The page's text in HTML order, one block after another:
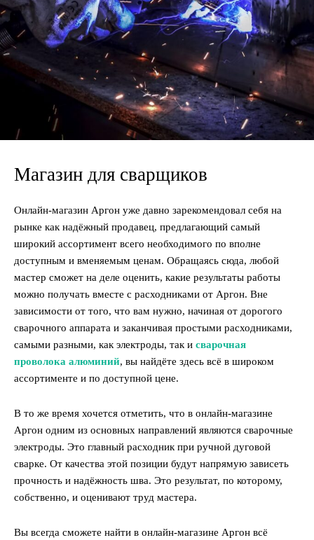
Магазин для сварщиков
Онлайн-магазин Аргон уже давно зарекомендовал себя на
рынке как надёжный продавец, предлагающий самый
широкий ассортимент всего необходимого по вполне
доступным и вменяемым ценам. Обращаясь сюда, любой
мастер сможет на деле оценить, какие результаты работы
можно получать вместе с расходниками от Аргон. Вне
зависимости от того, что вам нужно, начиная от дорогого
сварочного аппарата и заканчивая простыми расходниками,
самыми разными, как электроды, так и сварочная
проволока алюминий, вы найдёте здесь всё в широком
ассортименте и по доступной цене.
В то же время хочется отметить, что в онлайн-магазине
Аргон одним из основных направлений являются сварочные
электроды. Это главный расходник при ручной дуговой
сварке. От качества этой позиции будут напрямую зависеть
прочность и надёжность шва. Это результат, по которому,
собственно, и оценивают труд мастера.
Вы всегда сможете найти в онлайн-магазине Аргон всё